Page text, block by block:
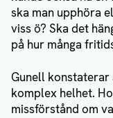
ska man upphöra
viss ö? Ska det
på hur många
Gunell
komplex helhet.
missförstånd om